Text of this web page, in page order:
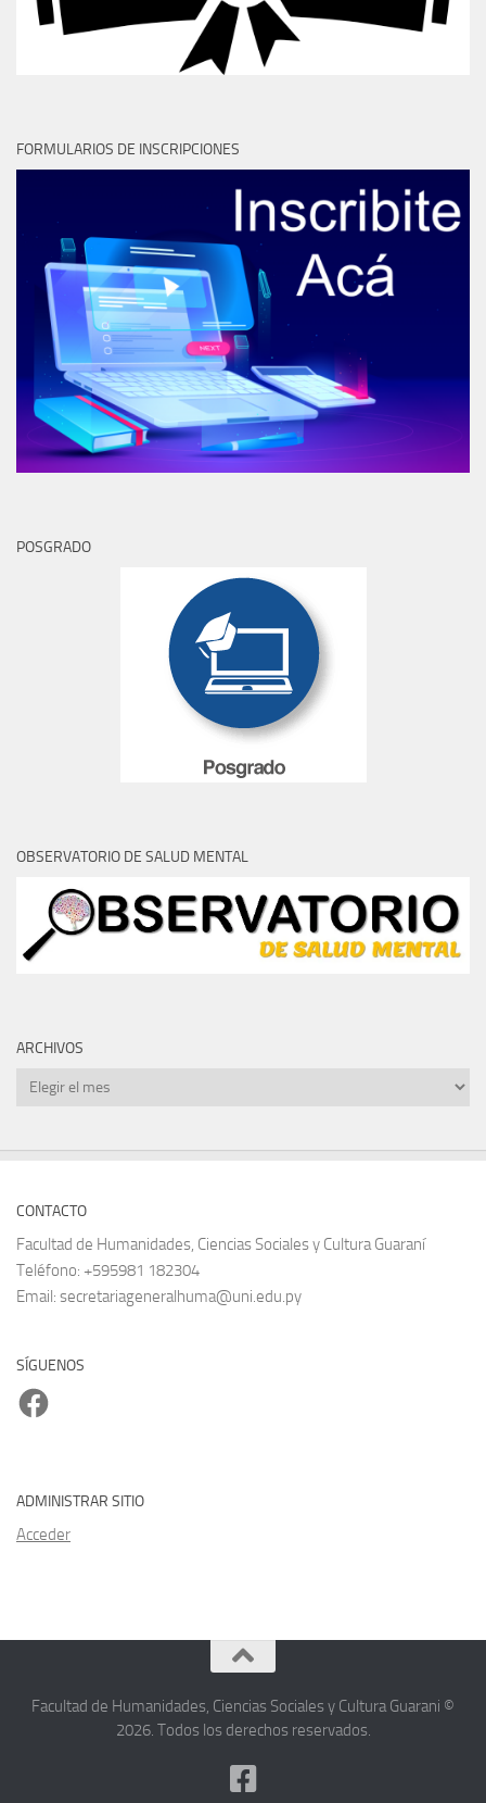
FORMULARIOS DE INSCRIPCIONES
POSGRADO
OBSERVATORIO DE SALUD MENTAL
ARCHIVOS
Archivos
CONTACTO
Facultad de Humanidades, Ciencias Sociales y Cultura Guaraní
Teléfono: +595981 182304
Email: secretariageneralhuma@uni.edu.py
SÍGUENOS
Facebook
ADMINISTRAR SITIO
Acceder
Facultad de Humanidades, Ciencias Sociales y Cultura Guarani ©
2026. Todos los derechos reservados.